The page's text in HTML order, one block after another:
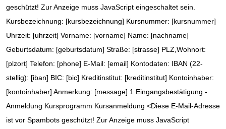
geschützt! Zur Anzeige muss JavaScript eingeschaltet sein.
Kursbezeichnung: [kursbezeichnung] Kursnummer: [kursnummer]
Uhrzeit: [uhrzeit] Vorname: [vorname] Name: [nachname]
Geburtsdatum: [geburtsdatum] Straße: [strasse] PLZ,Wohnort:
[plzort] Telefon: [phone] E-Mail: [email] Kontodaten: IBAN (22-
stellig): [iban] BIC: [bic] Kreditinstitut: [kreditinstitut] Kontoinhaber:
[kontoinhaber] Anmerkung: [message] 1 Eingangsbestätigung -
Anmeldung Kursprogramm Kursanmeldung <Diese E-Mail-Adresse
ist vor Spambots geschützt! Zur Anzeige muss JavaScript